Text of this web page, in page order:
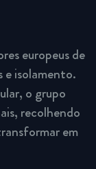
europeus de
e isolamento.
o grupo
recolhendo
em